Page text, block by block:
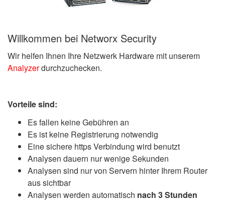
Willkommen bei Networx Security
Wir helfen Ihnen Ihre Netzwerk Hardware mit unserem
Analyzerdurchzuchecken.
Vorteile sind:
Es fallen keine Gebühren an
Es ist keine Registrierung notwendig
Eine sichere https Verbindung wird benutzt
Analysen dauern nur wenige Sekunden
Analysen sind nur von Servern hinter Ihrem Router
aus sichtbar
Analysen werden automatisch nach 3 Stunden